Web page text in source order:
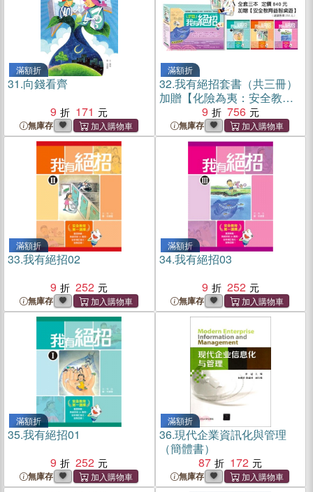
滿額折
31.向錢看齊
9
171
無庫存
滿額折
32.我有絕招套書（共三冊）
加贈【化險為夷：安全教育
益智桌遊】
9 756
無庫存
滿額折
33.我有絕招02
9
252
無庫存
滿額折
34.我有絕招03
9
252
無庫存
滿額折
35.我有絕招01
9
252
無庫存
滿額折
36.現代企業資訊化與管理
（簡體書）
87
172
無庫存